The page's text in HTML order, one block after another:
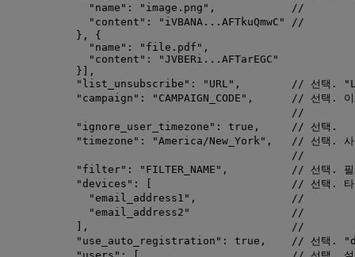
"name" : " image.png " ,
//
"content" : " iVBANA...AFTkuQmwC "
//
}, {
"name" : " file.pdf " ,
"content" : "JVBERi...AFTarEGC "
}],
"list_unsubscribe" : " URL " ,
// 선택.
"campaign" : " CAMPAIGN_CODE " ,
// 선택. 이
//
"ignore_user_timezone" : true ,
// 선택.
"timezone" : "America/New_York " ,
// 선택. 사
//
"filter" : " FILTER_NAME " ,
// 선택. 필
"devices" : [
// 선택. 타
" email_address1 " ,
//
" email_address2 "
//
],
//
"use_auto_registration" : true ,
// 선택.